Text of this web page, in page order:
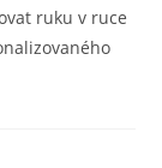
ruku v ruce